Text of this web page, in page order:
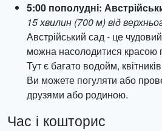
5:00 пополудні:
15 хвилин (700 м) від
Австрійський сад - це
можна насолодитися красою
Тут є багато водойм,
Ви можете погуляти або
друзями або родиною.
Час і кошторис